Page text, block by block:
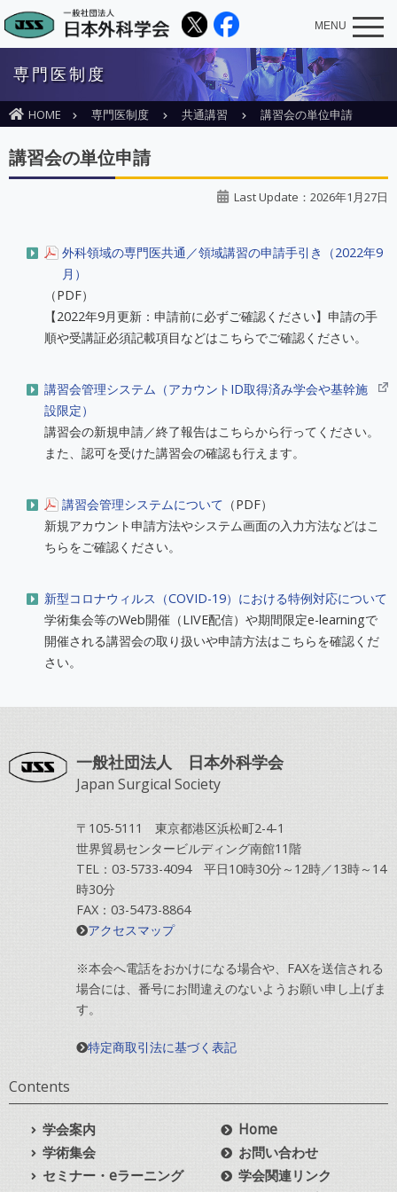
MENU
専門医制度
HOME 専門医制度 共通講習 講習会の単位申請
講習会の単位申請
Last Update：2026年1月27日
外科領域の専門医共通／領域講習の申請手引き（2022年9
月）
（PDF）
【2022年9月更新：申請前に必ずご確認ください】申請の手
順や受講証必須記載項目などはこちらでご確認ください。
講習会管理システム（アカウントID取得済み学会や基幹施
設限定）
講習会の新規申請／終了報告はこちらから行ってください。
また、認可を受けた講習会の確認も行えます。
講習会管理システムについて （PDF）
新規アカウント申請方法やシステム画面の入力方法などはこ
ちらをご確認ください。
新型コロナウィルス（COVID-19）における特例対応について
学術集会等のWeb開催（LIVE配信）や期間限定e-learningで
開催される講習会の取り扱いや申請方法はこちらを確認くだ
さい。
一般社団法人 日本外科学会
Japan Surgical Society
〒105-5111 東京都港区浜松町2-4-1
世界貿易センタービルディング南館11階
TEL：03-5733-4094 平日10時30分～12時／13時～14
時30分
FAX：03-5473-8864
アクセスマップ
※本会へ電話をおかけになる場合や、FAXを送信される
場合には、番号にお間違えのないようお願い申し上げま
す。
特定商取引法に基づく表記
Contents
学会案内
学術集会
セミナー・eラーニング
Home
お問い合わせ
学会関連リンク